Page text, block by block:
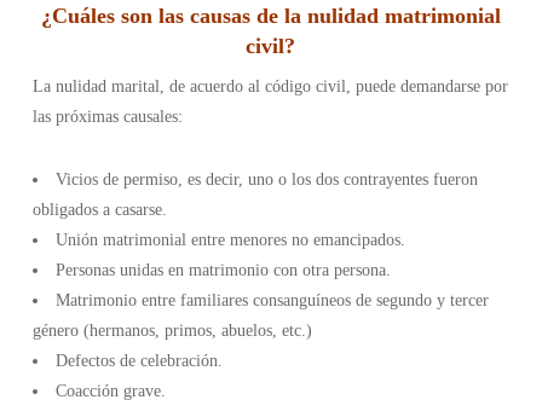
¿Cuáles son las causas de la nulidad matrimonial
civil?
La nulidad marital, de acuerdo al código civil, puede demandarse por
las próximas causales:
Vicios de permiso, es decir, uno o los dos contrayentes fueron
obligados a casarse.
Unión matrimonial entre menores no emancipados.
Personas unidas en matrimonio con otra persona.
Matrimonio entre familiares consanguíneos de segundo y tercer
género (hermanos, primos, abuelos, etc.)
Defectos de celebración.
Coacción grave.